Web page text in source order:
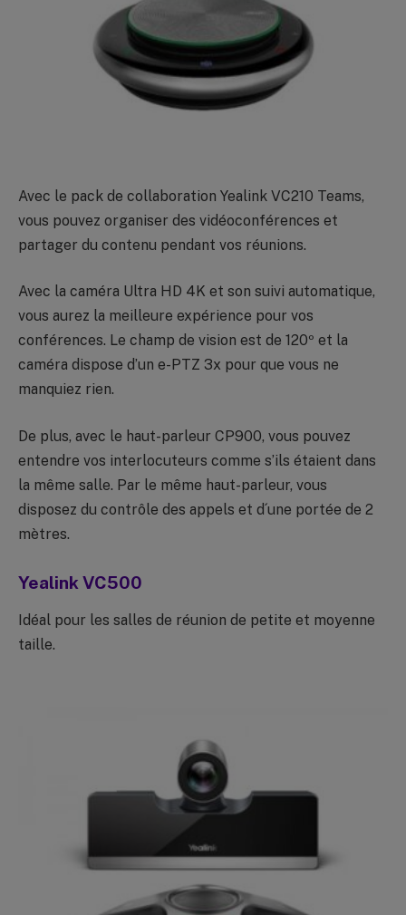
Avec le pack de collaboration Yealink VC210 Teams,
vous pouvez organiser des vidéoconférences et
partager du contenu pendant vos réunions.
Avec la caméra Ultra HD 4K et son suivi automatique,
vous aurez la meilleure expérience pour vos
conférences. Le champ de vision est de 120º et la
caméra dispose d’un e-PTZ 3x pour que vous ne
manquiez rien.
De plus, avec le haut-parleur CP900, vous pouvez
entendre vos interlocuteurs comme s’ils étaient dans
la même salle. Par le même haut-parleur, vous
disposez du contrôle des appels et d´une portée de 2
mètres.
Yealink VC500
Idéal pour les salles de réunion de petite et moyenne
taille.